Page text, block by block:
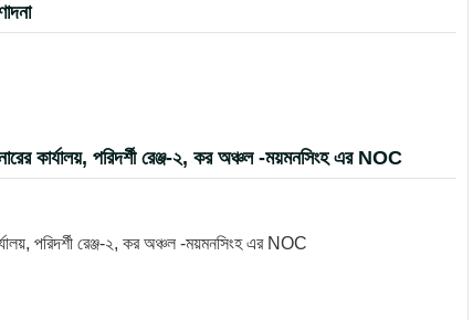
কার্যালয়, পরিদর্শী রেঞ্জ-২, কর অঞ্চল -ময়মনসিংহ এর NOC
পরিদর্শী রেঞ্জ-২, কর অঞ্চল -ময়মনসিংহ এর NOC